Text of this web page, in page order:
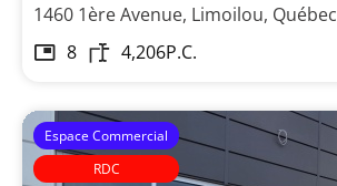
1460 1ère Avenue, Limoilou, Québec
8
4,206P.C.
Espace Commercial
RDC